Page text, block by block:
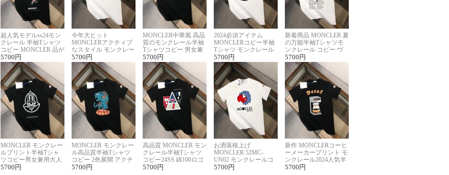
超人気モデルss24モン
クレール 半袖Tシャツ
コピー MONCLER 品が
良く見た目
5700 円
今年大ヒット
MONCLERアクチィブ
なスタイル モンクレー
ルコピー半袖Tシャツ
5700 円
MONCLER中華風 高品
質のモンクレール半袖
Tシャツコピー 男女兼
用 着回し抜群
5700 円
2024必須アイテム
MONCLERコピー半袖
Tシャツ モンクレール
夏らしいプリント
5700 円
新着商品 MONCLER 夏
の万能半袖Tシャツモ
ンクレール コピー ヴ
ィンテージ風
5700 円
MONCLER モンクレー
ルプリント半袖Tシャ
ツコピー男女兼用大人
可愛い春夏コーデ
5700 円
MONCLER モンクレー
ル高品質半袖Tシャツ
コピー 2色展開 アクチ
ィブなスタイル
5700 円
高品質 MONCLER モン
クレール半袖Tシャツ
コピー24SS 綿100ロゴ
プリント 2色展開
5700 円
お洒落格上げ
MONCLER 52MC-
UN02 モンクレールコ
ピー半袖Tシャツ ユニ
5700 円
新作 MONCLERコーヒ
ーメーカープリント モ
ンクレール2024人気半
袖Tシャツコピー
5700 円